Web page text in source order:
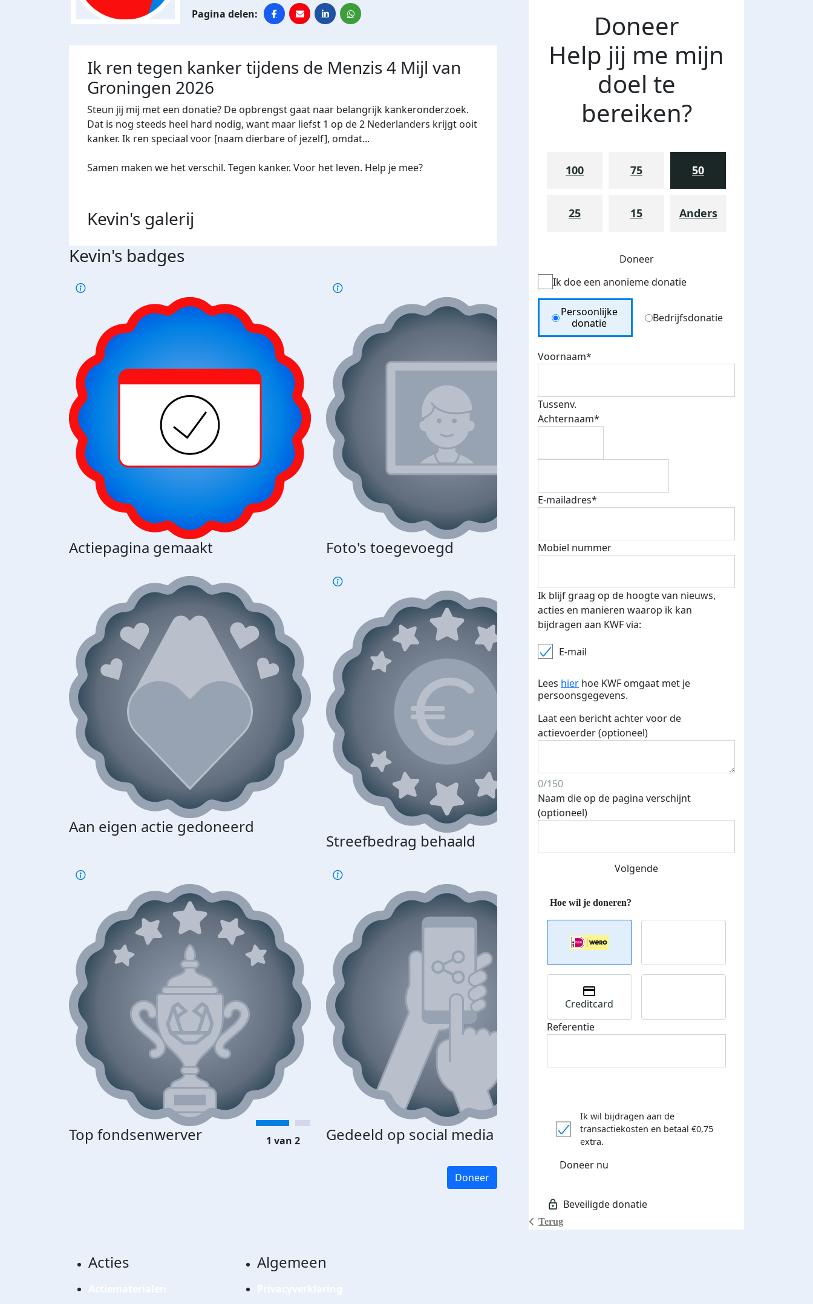
Ik ren tegen kanker tijdens de Menzis 4 Mijl van
Groningen 2026
Steun jij mij met een donatie? De opbrengst gaat naar belangrijk kankeronderzoek.
Dat is nog steeds heel hard nodig, want maar liefst 1 op de 2 Nederlanders krijgt ooit
kanker. Ik ren speciaal voor [naam dierbare of jezelf], omdat...
Samen maken we het verschil. Tegen kanker. Voor het leven. Help je mee?
Kevin's galerij
Kevin's badges
Actiepagina gemaakt Foto's toegevoegd E-mails verstuurd
Aan eigen actie gedoneerd
Streefbedrag behaald
Top fondsenwerver Gedeeld op social media Donateurs bedankt
je je speciale KWF t-shirt!
1 van 2
Doneer
Doneer
Help jij me mijn
doel te
bereiken?
100 75 50
25 15 Anders
Doneer
Ik doe een anonieme donatie
Donation Type
Persoonlijke
donatie
Bedrijfsdonatie
Voornaam*
Tussenv.
Achternaam*
E-mailadres*
Mobiel nummer
Ik blijf graag op de hoogte van nieuws,
acties en manieren waarop ik kan
bijdragen aan KWF via:
E-mail
Lees hier hoe KWF omgaat met je
persoonsgegevens.
Laat een bericht achter voor de
actievoerder (optioneel)
0/150
Naam die op de pagina verschijnt
(optioneel)
Volgende
Terug
Creditcard
Referentie
Ik wil bijdragen aan de
transactiekosten en betaal €0,75
extra.
Doneer nu
Acties Algemeen